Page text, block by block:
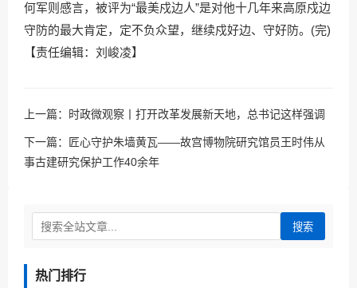
何军则感言，被评为“最美戍边人”是对他十几年来高原戍边
守防的最大肯定，定不负众望，继续戍好边、守好防。(完)
【责任编辑：刘峻凌】
上一篇： 时政微观察丨打开改革发展新天地，总书记这样强调
下一篇：
匠心守护朱墙黄瓦——故宫博物院研究馆员王时伟从
事古建研究保护工作40余年
搜索
热门排行